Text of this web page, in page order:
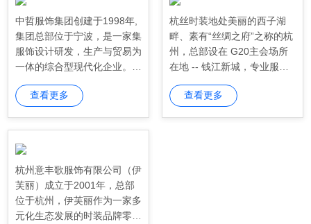
中哲服饰集团创建于1998年,
集团总部位于宁波，是一家集
服饰设计研发，生产与贸易为
一体的综合型现代化企业。公
司在浙江、江苏和河南分别有
三处大型 生产基地。 公司主
类 服装及饰品，T恤、POLO
T恤、运动衣、 夹克衫、衬
衫、裤子、半裙、连衣裙、
泳衣、袜子等男装、女装及童
装。​
查看更多
杭丝时装地处美丽的西子湖
畔、素有“丝绸之府”之称的杭
州，总部设在 G20主会场所
在地 -- 钱江新城，专业服装
制造历史已经超过35年。公
司总部员工约 600人，丝时装
查看更多
杭州意丰歌服饰有限公司（伊
芙丽）成立于2001年，总部
位于杭州，伊芙丽作为一家多
元化生态发展的时装品牌零售